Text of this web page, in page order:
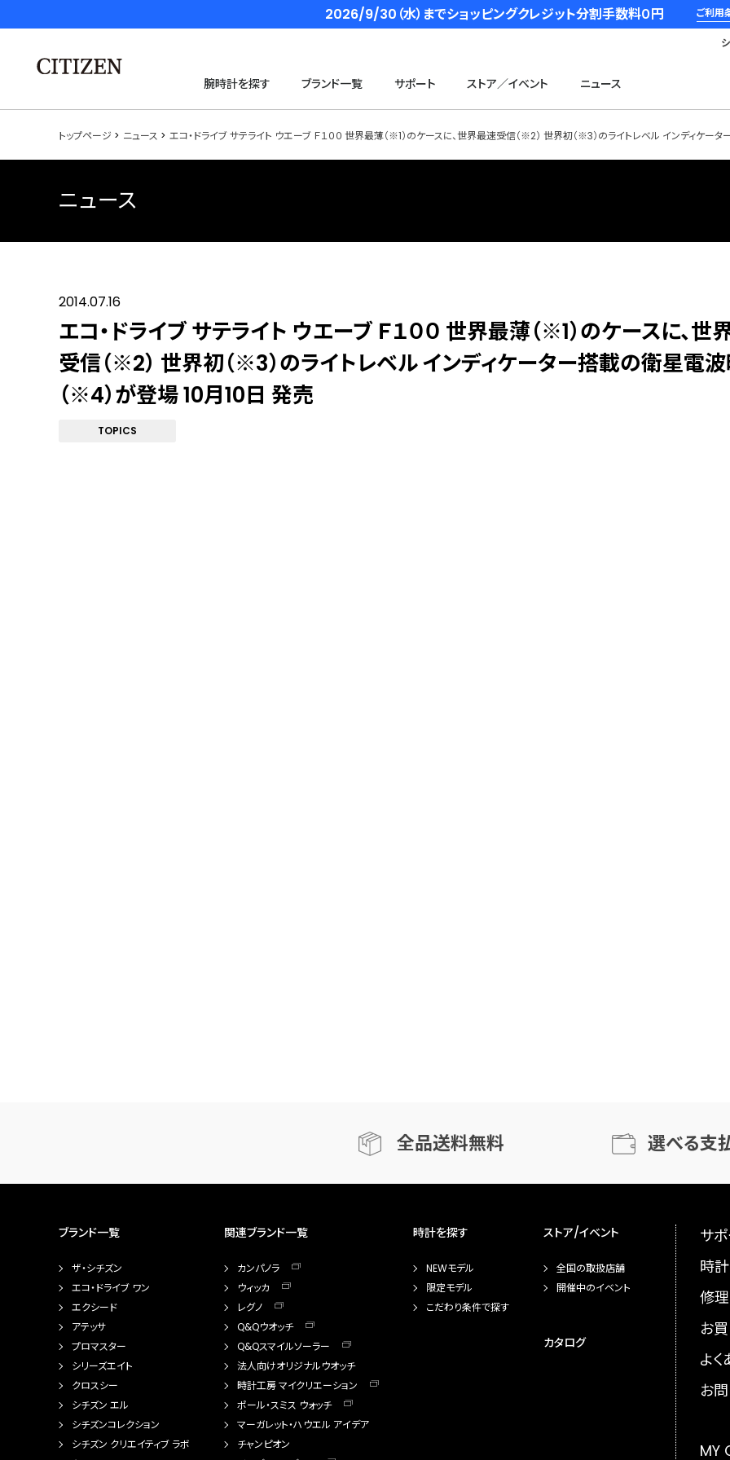
2026/9/30（水）までショッピングクレジット分割手数料０円 ご利用
腕時計を探す ブランド一覧 サポート ストア／イベント ニュース
トップページ ニュース エコ・ドライブ サテライト ウエーブ Ｆ１００ 世界最薄（※1）のケースに、世界最速受信（※2） 世界初（※3）のライトレベル インディケ
ニュース
2014.07.16
エコ・ドライブ サテライト ウエーブ Ｆ１００ 世界最薄（※1）のケースに、世
受信（※2） 世界初（※3）のライトレベル インディケーター搭載の衛星電
（※4）が登場 10月10日 発売
TOPICS
全品送料無料 選べる支
ブランド一覧
ザ・シチズン
エコ・ドライブ ワン
エクシード
アテッサ
プロマスター
シリーズエイト
クロスシー
シチズン エル
シチズンコレクション
シチズン クリエイティブ ラボ
関連ブランド一覧
カンパノラ
ウィッカ
レグノ
Q&Qウオッチ
Q&Qスマイルソーラー
法人向けオリジナルウオッチ
時計工房 マイクリエーション
ポール・スミス ウォッチ
マーガレット・ハウエル アイデア
チャンピオン
時計を探す
NEWモデル
限定モデル
こだわり条件で探す
ストア/イベント
全国の取扱店舗
開催中のイベント
カタログ
サ
時
修理
お
よ
お
MY